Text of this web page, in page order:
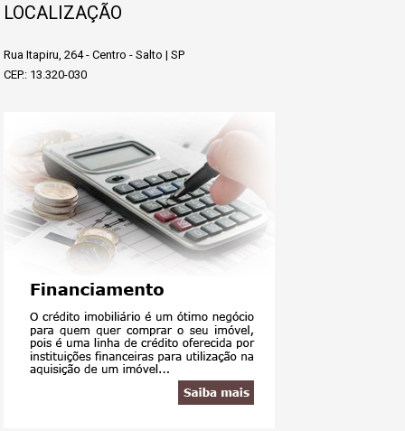
LOCALIZAÇÃO
Rua Itapiru, 264 - Centro - Salto | SP
CEP.: 13.320-030